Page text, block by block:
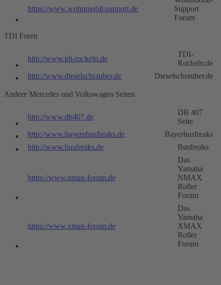
https://www.wohnmobil-support.de
Support
Forum
TDI Foren
http://www.tdi-ruckeln.de
TDI-
Ruckeln.de
http://www.dieselschrauber.de
Dieselschrauber.de
Andere Mercedes und Volkswagen Seiten
http://www.db407.de
DB 407
Seite
http://www.bayernbusfreaks.de
Bayerbusfreaks
http://www.busfreaks.de
Busfreaks
https://www.nmax-forum.de
Das
Yamaha
NMAX
Roller
Forum
https://www.xmax-forum.de
Das
Yamaha
XMAX
Roller
Forum